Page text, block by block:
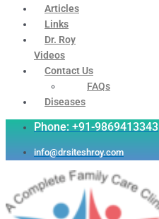
Articles
Links
Dr. Roy
Videos
Contact Us
FAQs
Diseases
Phone: +91-9869413343
info@drsiteshroy.com